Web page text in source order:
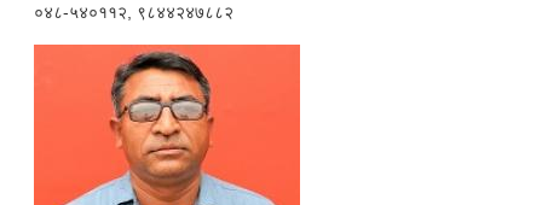
०४८-५४०११२, ९८४४२४७८८२